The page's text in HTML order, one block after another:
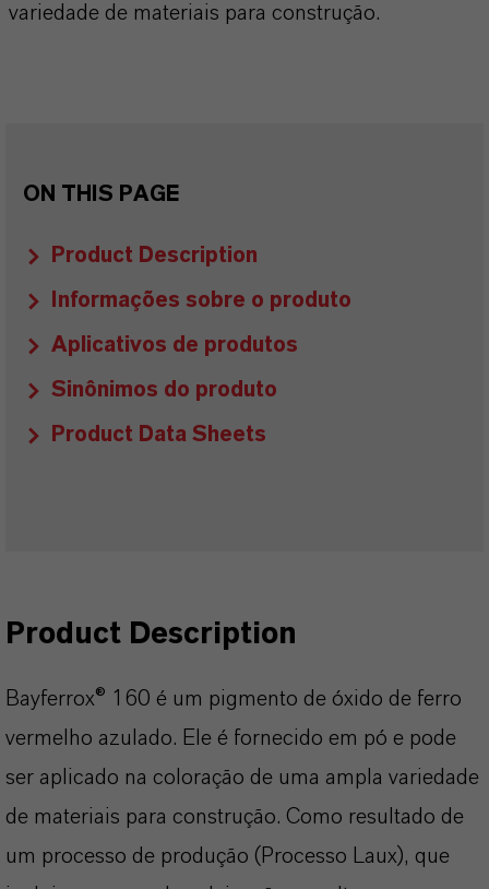
variedade de materiais para construção.
ON THIS PAGE
Product Description
Informações sobre o produto
Aplicativos de produtos
Sinônimos do produto
Product Data Sheets
Product Description
Bayferrox® 160 é um pigmento de óxido de ferro
vermelho azulado. Ele é fornecido em pó e pode
ser aplicado na coloração de uma ampla variedade
de materiais para construção. Como resultado de
um processo de produção (Processo Laux), que